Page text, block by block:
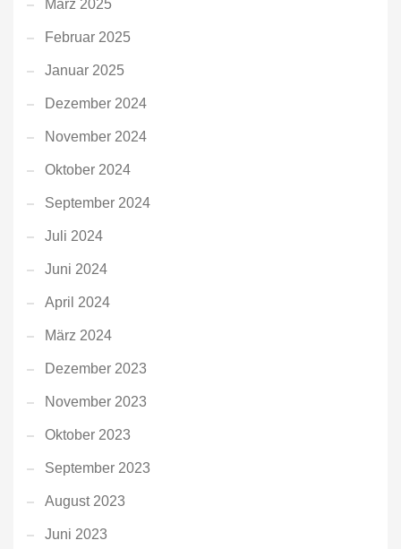
März 2025
Februar 2025
Januar 2025
Dezember 2024
November 2024
Oktober 2024
September 2024
Juli 2024
Juni 2024
April 2024
März 2024
Dezember 2023
November 2023
Oktober 2023
September 2023
August 2023
Juni 2023